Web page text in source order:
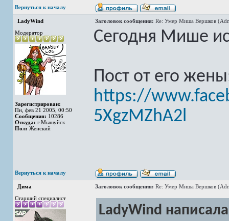
Вернуться к началу
LadyWind Заголовок сообщения: Re: Умер Миша Вершков
Модератор
Зарегистрирован:
Пн, фев 21 2005, 00:50
Сообщения: 10286
Откуда: г.Мышуйск
Пол: Женский
Сегодня Мише
Пост от его
https://
5XgzMZhA2l
Вернуться к началу
Дима Заголовок сообщения: Re: Умер Миша Вершков
Старший специалист
LadyWind